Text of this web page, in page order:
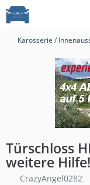
Karosserie /
Türschloss
weitere
CrazyAngel0282